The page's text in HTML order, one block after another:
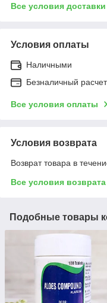
Все условия доставки
Условия оплаты
Наличными
Безналичный расчет
Все условия оплаты
Условия возврата
Возврат товара в
Все условия возврата
Подобные товары